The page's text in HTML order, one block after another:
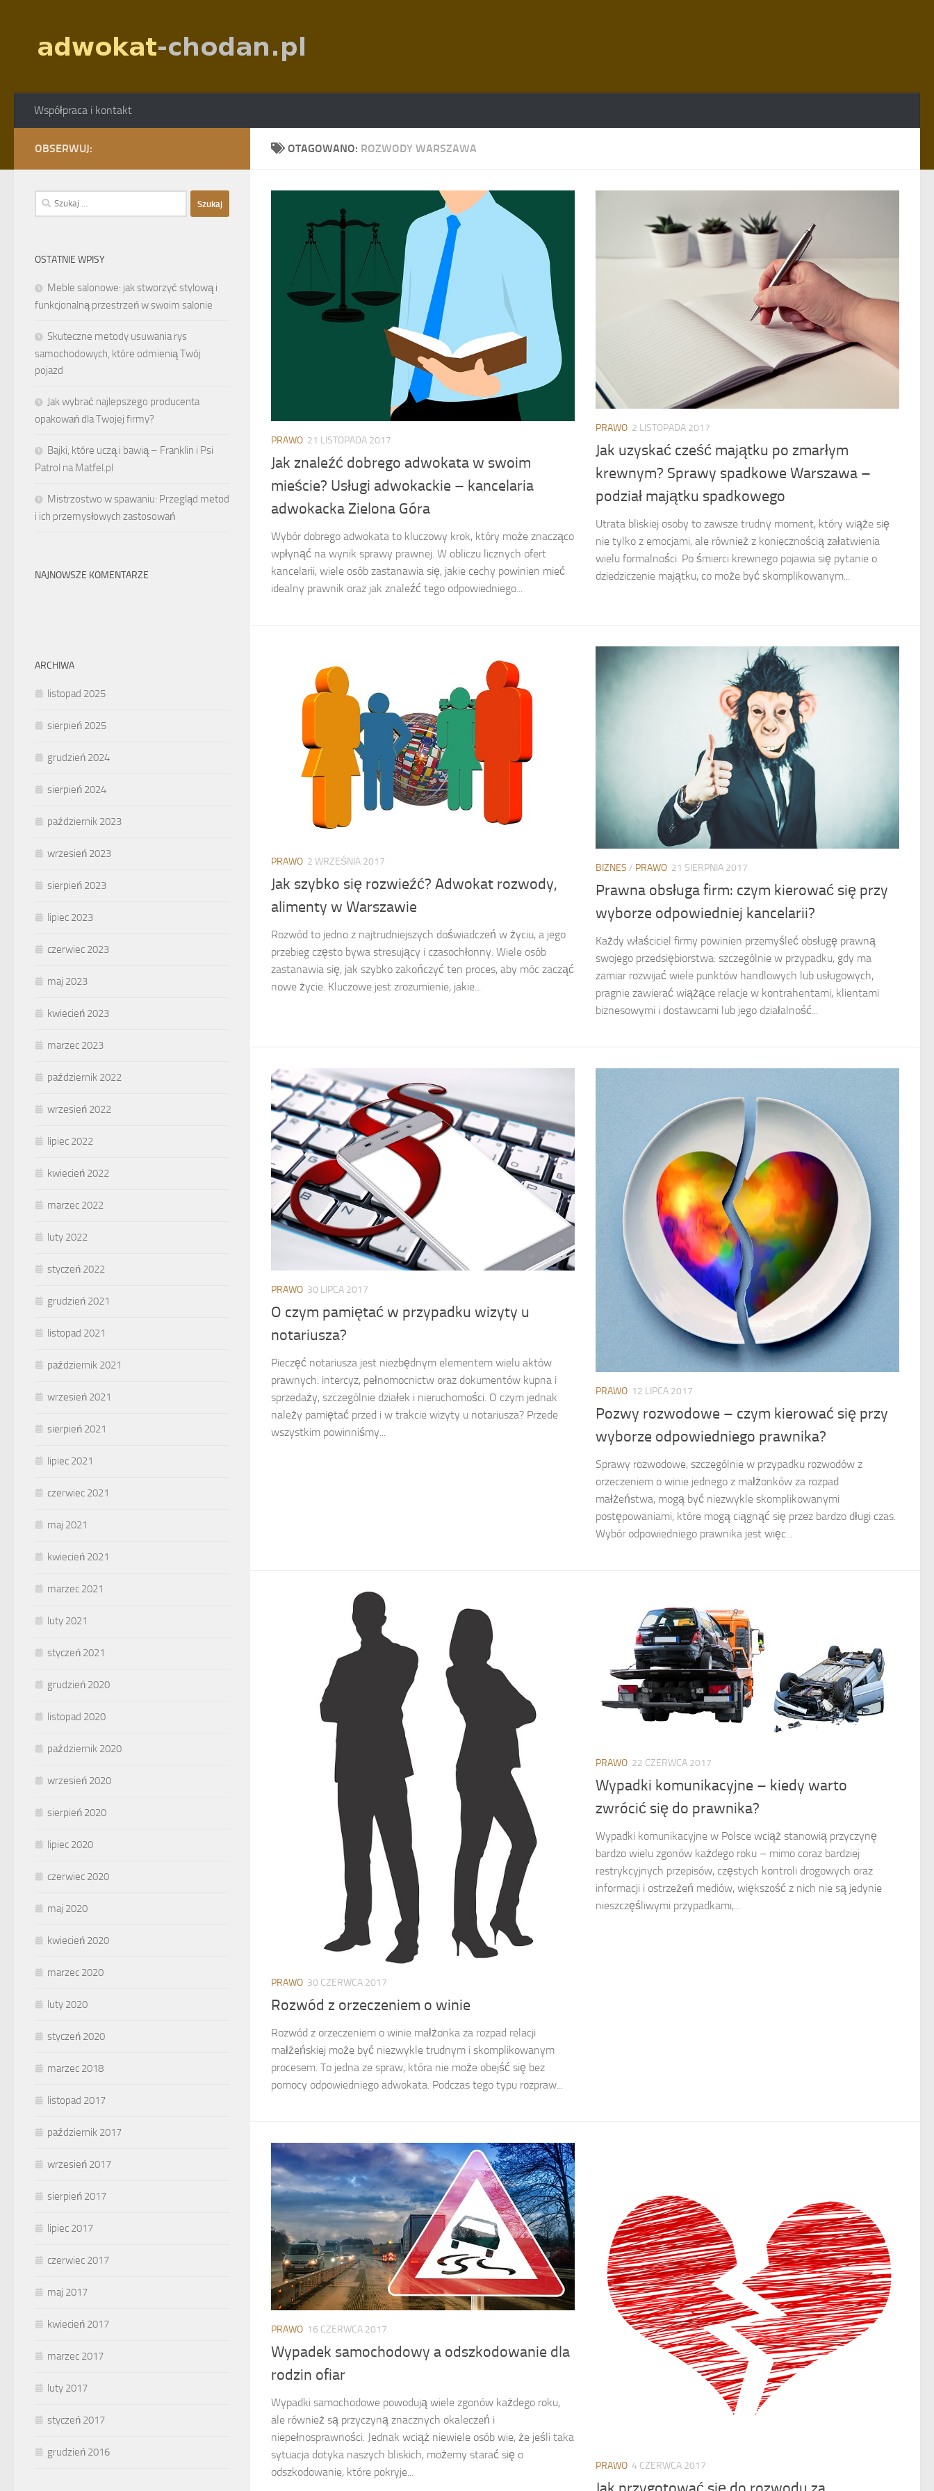
Współpraca i kontakt
OTAGOWANO: ROZWODY WARSZAWA
PRAWO 21 LISTOPADA 2017
Jak znaleźć dobrego adwokata w swoim
mieście? Usługi adwokackie – kancelaria
adwokacka Zielona Góra
Wybór dobrego adwokata to kluczowy krok, który może znacząco
wpłynąć na wynik sprawy prawnej. W obliczu licznych ofert
kancelarii, wiele osób zastanawia się, jakie cechy powinien mieć
idealny prawnik oraz jak znaleźć tego odpowiedniego...
PRAWO 2 LISTOPADA 2017
Jak uzyskać cześć majątku po zmarłym
krewnym? Sprawy spadkowe Warszawa –
podział majątku spadkowego
Utrata bliskiej osoby to zawsze trudny moment, który wiąże się
nie tylko z emocjami, ale również z koniecznością załatwienia
wielu formalności. Po śmierci krewnego pojawia się pytanie o
dziedziczenie majątku, co może być skomplikowanym...
PRAWO 2 WRZEŚNIA 2017
Jak szybko się rozwieźć? Adwokat rozwody,
alimenty w Warszawie
Rozwód to jedno z najtrudniejszych doświadczeń w życiu, a jego
przebieg często bywa stresujący i czasochłonny. Wiele osób
zastanawia się, jak szybko zakończyć ten proces, aby móc zacząć
nowe życie. Kluczowe jest zrozumienie, jakie...
BIZNES / PRAWO 21 SIERPNIA 2017
Prawna obsługa firm: czym kierować się przy
wyborze odpowiedniej kancelarii?
Każdy właściciel firmy powinien przemyśleć obsługę prawną
swojego przedsiębiorstwa: szczególnie w przypadku, gdy ma
zamiar rozwijać wiele punktów handlowych lub usługowych,
pragnie zawierać wiążące relacje w kontrahentami, klientami
biznesowymi i dostawcami lub jego działalność...
PRAWO 30 LIPCA 2017
O czym pamiętać w przypadku wizyty u
notariusza?
Pieczęć notariusza jest niezbędnym elementem wielu aktów
prawnych: intercyz, pełnomocnictw oraz dokumentów kupna i
sprzedaży, szczególnie działek i nieruchomości. O czym jednak
należy pamiętać przed i w trakcie wizyty u notariusza? Przede
wszystkim powinniśmy...
PRAWO 12 LIPCA 2017
Pozwy rozwodowe – czym kierować się przy
wyborze odpowiedniego prawnika?
Sprawy rozwodowe, szczególnie w przypadku rozwodów z
orzeczeniem o winie jednego z małżonków za rozpad
małżeństwa, mogą być niezwykle skomplikowanymi
postępowaniami, które mogą ciągnąć się przez bardzo długi czas.
Wybór odpowiedniego prawnika jest więc...
PRAWO 30 CZERWCA 2017
Rozwód z orzeczeniem o winie
Rozwód z orzeczeniem o winie małżonka za rozpad relacji
małżeńskiej może być niezwykle trudnym i skomplikowanym
procesem. To jedna ze spraw, która nie może obejść się bez
pomocy odpowiedniego adwokata. Podczas tego typu rozpraw...
PRAWO 22 CZERWCA 2017
Wypadki komunikacyjne – kiedy warto
zwrócić się do prawnika?
Wypadki komunikacyjne w Polsce wciąż stanowią przyczynę
bardzo wielu zgonów każdego roku – mimo coraz bardziej
restrykcyjnych przepisów, częstych kontroli drogowych oraz
informacji i ostrzeżeń mediów, większość z nich nie są jedynie
nieszczęśliwymi przypadkami,...
PRAWO 16 CZERWCA 2017
Wypadek samochodowy a odszkodowanie dla
rodzin ofiar
Wypadki samochodowe powodują wiele zgonów każdego roku,
ale również są przyczyną znacznych okaleczeń i
niepełnosprawności. Jednak wciąż niewiele osób wie, że jeśli taka
sytuacja dotyka naszych bliskich, możemy starać się o
odszkodowanie, które pokryje...
PRAWO 4 CZERWCA 2017
OBSERWUJ:
Szukaj:
OSTATNIE WPISY
Meble salonowe: jak stworzyć stylową i
funkcjonalną przestrzeń w swoim salonie
Skuteczne metody usuwania rys
samochodowych, które odmienią Twój
pojazd
Jak wybrać najlepszego producenta
opakowań dla Twojej firmy?
Bajki, które uczą i bawią – Franklin i Psi
Patrol na Matfel.pl
Mistrzostwo w spawaniu: Przegląd metod
i ich przemysłowych zastosowań
NAJNOWSZE KOMENTARZE
ARCHIWA
listopad 2025
sierpień 2025
grudzień 2024
sierpień 2024
październik 2023
wrzesień 2023
sierpień 2023
lipiec 2023
czerwiec 2023
maj 2023
kwiecień 2023
marzec 2023
październik 2022
wrzesień 2022
lipiec 2022
kwiecień 2022
marzec 2022
luty 2022
styczeń 2022
grudzień 2021
listopad 2021
październik 2021
wrzesień 2021
sierpień 2021
lipiec 2021
czerwiec 2021
maj 2021
kwiecień 2021
marzec 2021
luty 2021
styczeń 2021
grudzień 2020
listopad 2020
październik 2020
wrzesień 2020
sierpień 2020
lipiec 2020
czerwiec 2020
maj 2020
kwiecień 2020
marzec 2020
luty 2020
styczeń 2020
marzec 2018
listopad 2017
październik 2017
wrzesień 2017
sierpień 2017
lipiec 2017
czerwiec 2017
maj 2017
kwiecień 2017
marzec 2017
luty 2017
styczeń 2017
grudzień 2016